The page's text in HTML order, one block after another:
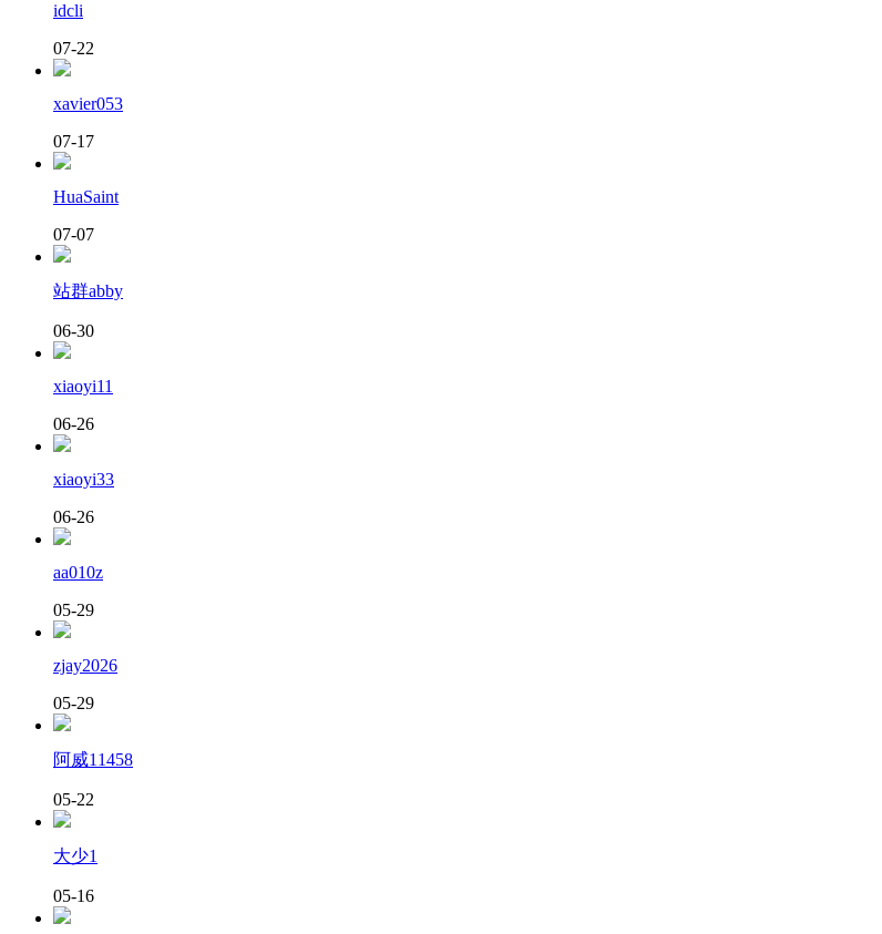
idcli
07-22
xavier053
07-17
HuaSaint
07-07
站群abby
06-30
xiaoyi11
06-26
xiaoyi33
06-26
aa010z
05-29
zjay2026
05-29
阿威11458
05-22
大少1
05-16